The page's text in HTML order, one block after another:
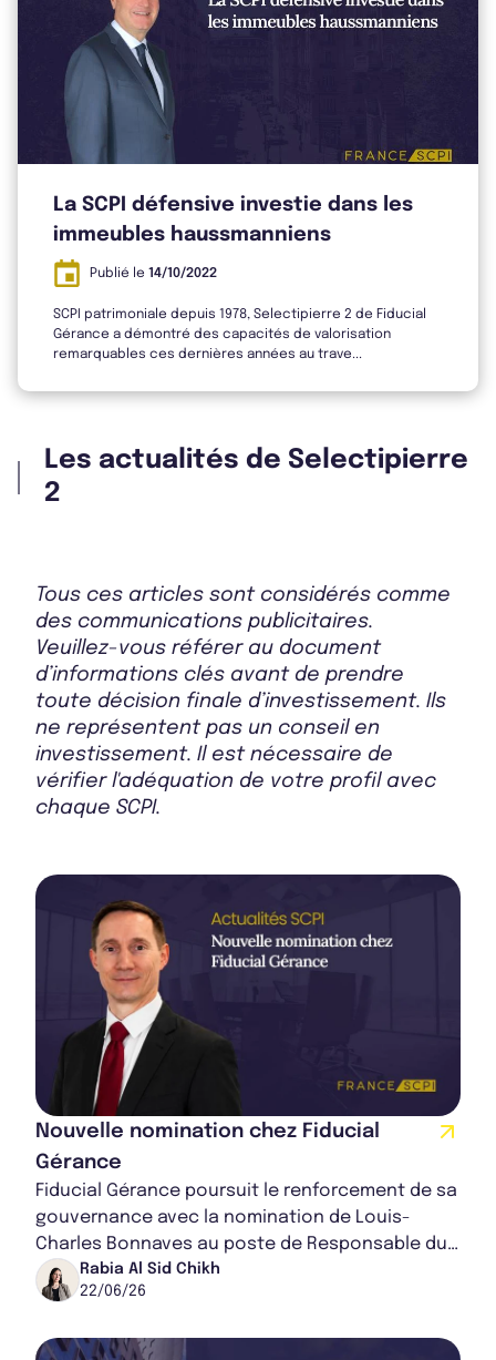
Bulletin 2024 T4
Bulletin 2024 T3
Bulletin 2024 T2
Bulletin 2023 T3
Rapport Annuel 2024
La SCPI défensive investie dans les
immeubles haussmanniens
Publié le 14/10/2022
SCPI patrimoniale depuis 1978, Selectipierre 2 de Fiducial
Gérance a démontré des capacités de valorisation
remarquables ces dernières années au trave...
Les actualités de Selectipierre
2
Tous ces articles sont considérés comme
des communications publicitaires.
Veuillez-vous référer au document
d’informations clés avant de prendre
toute décision finale d’investissement. Ils
ne représentent pas un conseil en
investissement. Il est nécessaire de
vérifier l'adéquation de votre profil avec
chaque SCPI.
Nouvelle nomination chez Fiducial
Gérance
Fiducial Gérance poursuit le renforcement de sa
gouvernance avec la nomination de Louis-
Charles Bonnaves au poste de Responsable du
pôle associés et expérience clients. Cette
évolu...
Rabia Al Sid Chikh
22/06/26